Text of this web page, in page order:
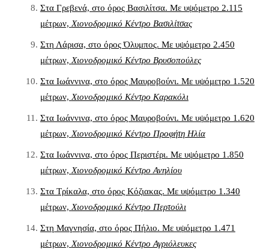
Στα Γρεβενά, στο όρος Βασιλίτσα. Με υψόμετρο 2.115
μέτρων, Χιονοδρομικό Κέντρο Βασιλίτσας
Στη Λάρισα, στο όρος Όλυμπος. Με υψόμετρο 2.450
μέτρων, Χιονοδρομικό Κέντρο Βρυσοπούλες
Στα Ιωάννινα, στο όρος Μαυροβούνι. Με υψόμετρο 1.520
μέτρων, Χιονοδρομικό Κέντρο Καρακόλι
Στα Ιωάννινα, στο όρος Μαυροβούνι. Με υψόμετρο 1.620
μέτρων, Χιονοδρομικό Κέντρο Προφήτη Ηλία
Στα Ιωάννινα, στο όρος Περιστέρι. Με υψόμετρο 1.850
μέτρων, Χιονοδρομικό Κέντρο Ανηλίου
Στα Τρίκαλα, στο όρος Κόζιακας. Με υψόμετρο 1.340
μέτρων, Χιονοδρομικό Κέντρο Περτούλι
Στη Μαγνησία, στο όρος Πήλιο. Με υψόμετρο 1.471
μέτρων, Χιονοδρομικό Κέντρο Αγριόλευκες